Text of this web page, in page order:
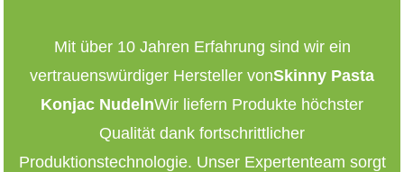
Mit über 10 Jahren Erfahrung sind wir ein
vertrauenswürdiger Hersteller vonSkinny Pasta
Konjac NudelnWir liefern Produkte höchster
Qualität dank fortschrittlicher
Produktionstechnologie. Unser Expertenteam sorgt